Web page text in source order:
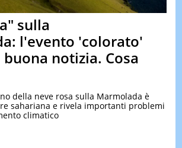
TEST
OGGI
sulla
l'evento 'colorato'
notizia. Cosa
della neve rosa sulla Marmolada è
sahariana e rivela importanti problemi
climatico